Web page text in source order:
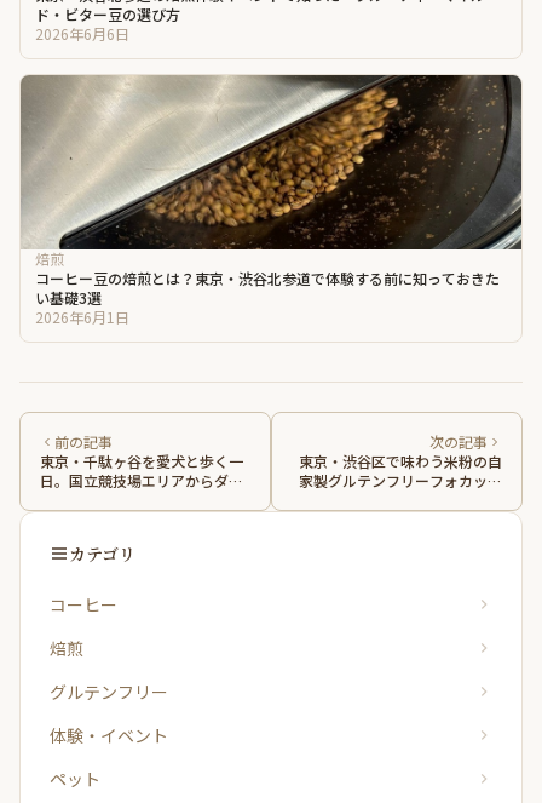
ド・ビター豆の選び方
2026年6月6日
焙煎
コーヒー豆の焙煎とは？東京・渋谷北参道で体験する前に知っておきた
い基礎3選
2026年6月1日
前の記事
東京・千駄ヶ谷を愛犬と歩く一
日。国立競技場エリアからダガ
次の記事
東京・渋谷区で味わう米粉の自
家製グルテンフリーフォカッチ
健康習慣
カテゴリ
コーヒー
焙煎
グルテンフリー
体験・イベント
ペット